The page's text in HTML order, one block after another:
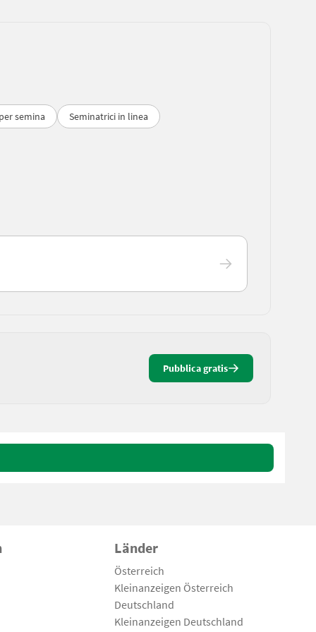
semina
Seminatrici in linea
Pubblica gratis
Länder
Österreich
Kleinanzeigen Österreich
Deutschland
Kleinanzeigen Deutschland